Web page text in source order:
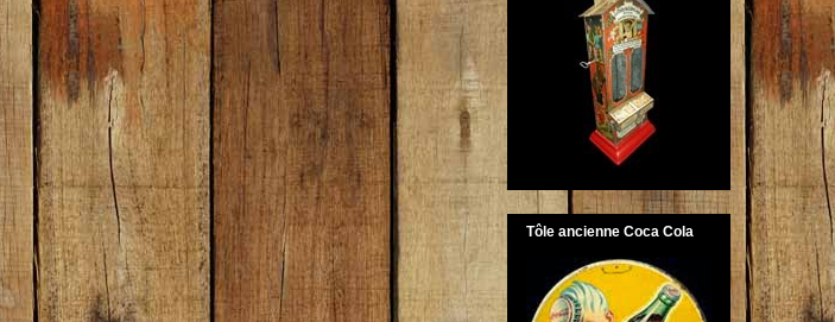
Tôle ancienne Coca Cola